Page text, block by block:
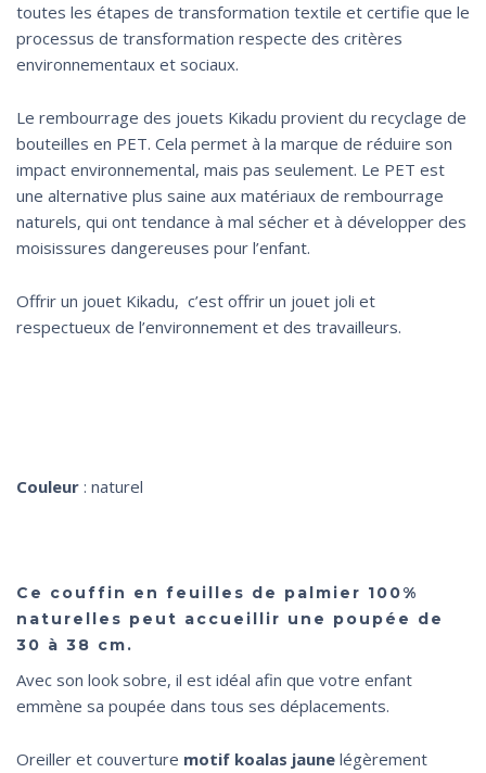
toutes les étapes de transformation textile et certifie que le
processus de transformation respecte des critères
environnementaux et sociaux.
Le rembourrage des jouets Kikadu provient du recyclage de
bouteilles en PET. Cela permet à la marque de réduire son
impact environnemental, mais pas seulement. Le PET est
une alternative plus saine aux matériaux de rembourrage
naturels, qui ont tendance à mal sécher et à développer des
moisissures dangereuses pour l’enfant.
Offrir un jouet Kikadu, c’est offrir un jouet joli et
respectueux de l’environnement et des travailleurs.
Couleur : naturel
Ce couffin en feuilles de palmier 100%
naturelles peut accueillir une poupée de
30 à 38 cm.
Avec son look sobre, il est idéal afin que votre enfant
emmène sa poupée dans tous ses déplacements.
Oreiller et couverture motif koalas jaune légèrement